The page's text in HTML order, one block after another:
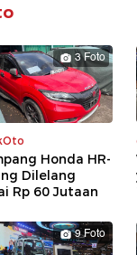
3 Foto
Honda HR-
Dilelang
Rp 60 Jutaan
9 Foto